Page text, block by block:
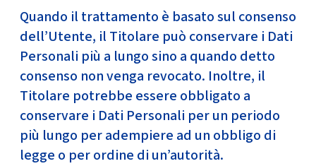
Quando il trattamento è basato sul consenso
dell’Utente, il Titolare può conservare i Dati
Personali più a lungo sino a quando detto
consenso non venga revocato. Inoltre, il
Titolare potrebbe essere obbligato a
conservare i Dati Personali per un periodo
più lungo per adempiere ad un obbligo di
legge o per ordine di un’autorità.